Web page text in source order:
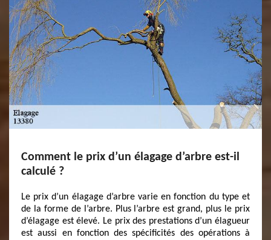
Comment le prix d’un élagage d’arbre est-il
calculé ?
Le prix d’un élagage d’arbre varie en fonction du type et
de la forme de l’arbre. Plus l’arbre est grand, plus le prix
d’élagage est élevé. Le prix des prestations d’un élagueur
est aussi en fonction des spécificités des opérations à